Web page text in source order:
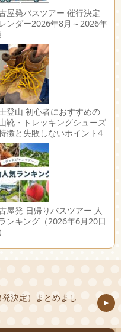
屋発バスツアー 催行決定
ンダー2026年8月～2026年
登山 初心者におすすめの
靴・トレッキングシューズ
徴と失敗しないポイント4
屋発 日帰りバスツアー 人
ンキング（2026年6月20日
決定）まとめまし